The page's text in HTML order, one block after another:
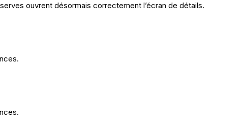
ouvrent désormais correctement l’écran de détails.